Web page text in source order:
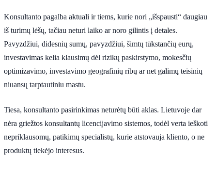
Konsultanto pagalba aktuali ir tiems, kurie nori „išspausti“ daugiau
iš turimų lėšų, tačiau neturi laiko ar noro gilintis į detales.
Pavyzdžiui, didesnių sumų, pavyzdžiui, šimtų tūkstančių eurų,
investavimas kelia klausimų dėl rizikų paskirstymo, mokesčių
optimizavimo, investavimo geografinių ribų ar net galimų teisinių
niuansų tarptautiniu mastu.
Tiesa, konsultanto pasirinkimas neturėtų būti aklas. Lietuvoje dar
nėra griežtos konsultantų licencijavimo sistemos, todėl verta ieškoti
nepriklausomų, patikimų specialistų, kurie atstovauja kliento, o ne
produktų tiekėjo interesus.